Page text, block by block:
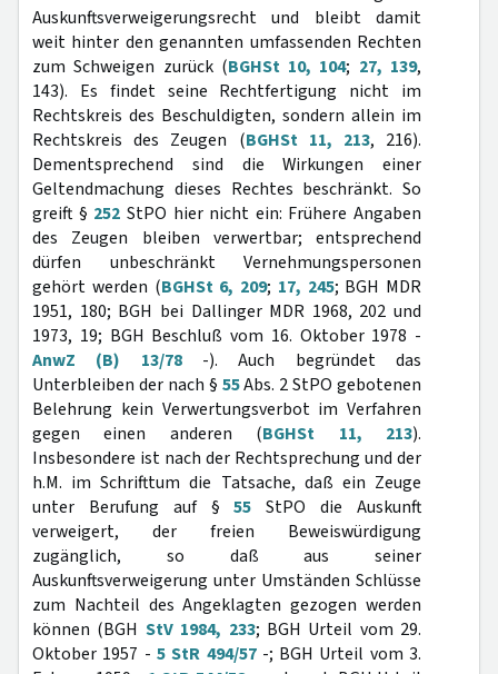
Auskunftsverweigerungsrecht und bleibt damit
weit hinter den genannten umfassenden Rechten
zum Schweigen zurück (BGHSt 10, 104; 27, 139,
143). Es findet seine Rechtfertigung nicht im
Rechtskreis des Beschuldigten, sondern allein im
Rechtskreis des Zeugen (BGHSt 11, 213, 216).
Dementsprechend sind die Wirkungen einer
Geltendmachung dieses Rechtes beschränkt. So
greift § 252 StPO hier nicht ein: Frühere Angaben
des Zeugen bleiben verwertbar; entsprechend
dürfen unbeschränkt Vernehmungspersonen
gehört werden (BGHSt 6, 209; 17, 245; BGH MDR
1951, 180; BGH bei Dallinger MDR 1968, 202 und
1973, 19; BGH Beschluß vom 16. Oktober 1978 -
AnwZ (B) 13/78-). Auch begründet das
Unterbleiben der nach § 55Abs. 2 StPO gebotenen
Belehrung kein Verwertungsverbot im Verfahren
gegen einen anderen (BGHSt 11, 213).
Insbesondere ist nach der Rechtsprechung und der
h.M. im Schrifttum die Tatsache, daß ein Zeuge
unter Berufung auf §55 StPO die Auskunft
verweigert, der freien Beweiswürdigung
zugänglich, so daß aus seiner
Auskunftsverweigerung unter Umständen Schlüsse
zum Nachteil des Angeklagten gezogen werden
können (BGH StV 1984, 233; BGH Urteil vom 29.
Oktober 1957 - 5 StR 494/57-; BGH Urteil vom 3.